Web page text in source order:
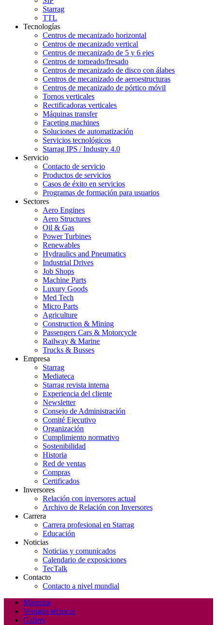
Starrag
TTL
Tecnologías
Centros de mecanizado horizontal
Centros de mecanizado vertical
Centros de mecanizado de 5 y 6 ejes
Centros de torneado/fresado
Centros de mecanizado de disco con álabes
Centros de mecanizado de aeroestructuras
Centros de mecanizado de pórtico móvil
Tornos verticales
Rectificadoras verticales
Máquinas transfer
Faceting machines
Soluciones de automatización
Servicios tecnológicos
Starrag IPS / Industry 4.0
Servicio
Contacto de servicio
Productos de servicios
Casos de éxito en servicios
Programas de formación para usuarios
Sectores
Aero Engines
Aero Structures
Oil & Gas
Power Turbines
Renewables
Hydraulics and Pneumatics
Industrial Drives
Job Shops
Machine Parts
Luxury Goods
Med Tech
Micro Parts
Agriculture
Construction & Mining
Passengers Cars & Motorcycle
Railway & Marine
Trucks & Busses
Empresa
Starrag
Mediateca
Starrag revista interna
Experiencia del cliente
Newsletter
Consejo de Administración
Comité Ejecutivo
Organización
Cumplimiento normativo
Sostenibilidad
Historia
Red de ventas
Compras
Certificados
Inversores
Relación con inversores actual
Archivo de Relación con Inversores
Carrera
Carrera profesional en Starrag
Educación
Noticias
Noticias y comunicados
Calendario de exposiciones
TecTalk
Contacto
Contacto a nivel mundial
Máquina
Ventajas técnicas
Gallery